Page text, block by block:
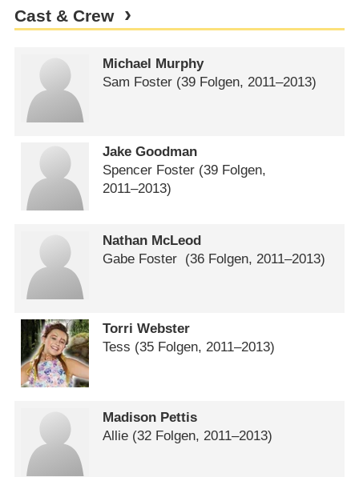
Cast & Crew
Michael Murphy
Sam Foster (39 Folgen, 2011⁠–⁠2013)
Jake Goodman
Spencer Foster (39 Folgen,
2011⁠–⁠2013)
Nathan McLeod
Gabe Foster (36 Folgen, 2011⁠–⁠2013)
Torri Webster
Tess (35 Folgen, 2011⁠–⁠2013)
Madison Pettis
Allie (32 Folgen, 2011⁠–⁠2013)